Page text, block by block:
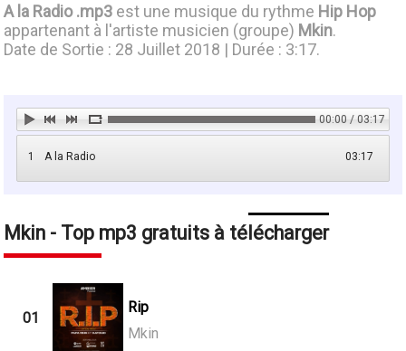
A la Radio .mp3 est une musique du rythme Hip Hop
appartenant à l'artiste musicien (groupe) Mkin.
Date de Sortie : 28 Juillet 2018 | Durée : 3:17.
00:00 / 03:17
1 03:17
A la Radio
Mkin - Top mp3 gratuits à télécharger
01
Rip
Mkin